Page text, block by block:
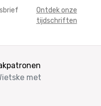
Ontdek onze
tijdschriften
met